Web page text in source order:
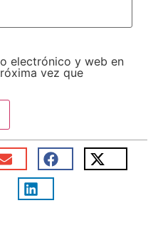
electrónico y web en
vez que